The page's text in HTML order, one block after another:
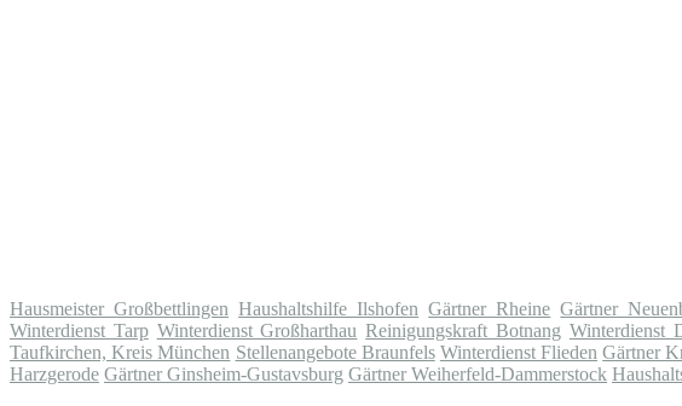
Hausmeister Großbettlingen Haushaltshilfe Ilshofen Gärtner Rheine Gärtner
Winterdienst Tarp Winterdienst Großharthau Reinigungskraft Botnang Winterdienst
Taufkirchen, Kreis München Stellenangebote Braunfels Winterdienst Flieden Gärtner
Harzgerode Gärtner Ginsheim-Gustavsburg Gärtner Weiherfeld-Dammerstock